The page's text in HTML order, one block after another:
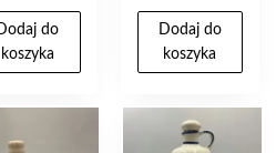
Dodaj do
koszyka
Dodaj do
koszyka